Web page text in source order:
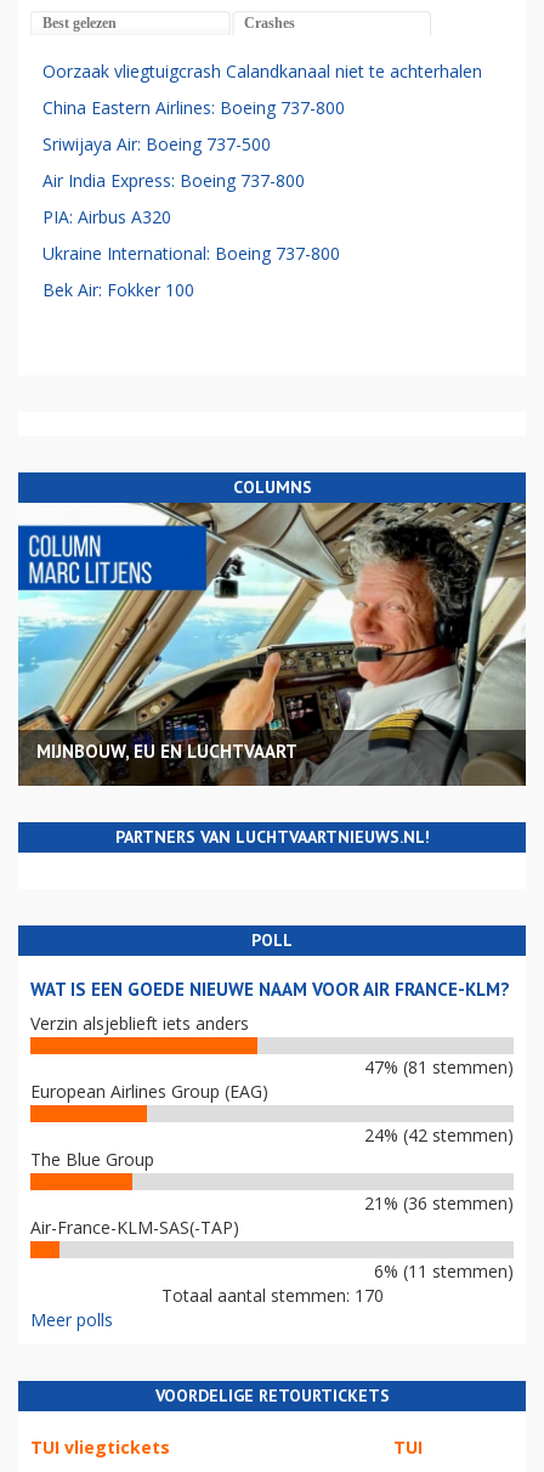
Best gelezen Crashes
Oorzaak vliegtuigcrash Calandkanaal niet te achterhalen
China Eastern Airlines: Boeing 737-800
Sriwijaya Air: Boeing 737-500
Air India Express: Boeing 737-800
PIA: Airbus A320
Ukraine International: Boeing 737-800
Bek Air: Fokker 100
COLUMNS
MIJNBOUW, EU EN LUCHTVAART
PARTNERS VAN LUCHTVAARTNIEUWS.NL!
POLL
WAT IS EEN GOEDE NIEUWE NAAM VOOR AIR FRANCE-KLM?
Verzin alsjeblieft iets anders
47% (81 stemmen)
European Airlines Group (EAG)
24% (42 stemmen)
The Blue Group
21% (36 stemmen)
Air-France-KLM-SAS(-TAP)
6% (11 stemmen)
Totaal aantal stemmen: 170
Meer polls
VOORDELIGE RETOURTICKETS
TUI vliegtickets TUI